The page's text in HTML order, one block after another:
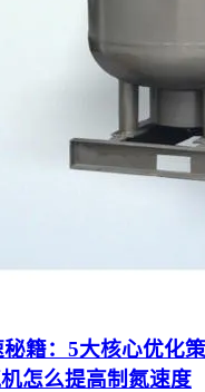
籍：5大核心优化
怎么提高制氮速度